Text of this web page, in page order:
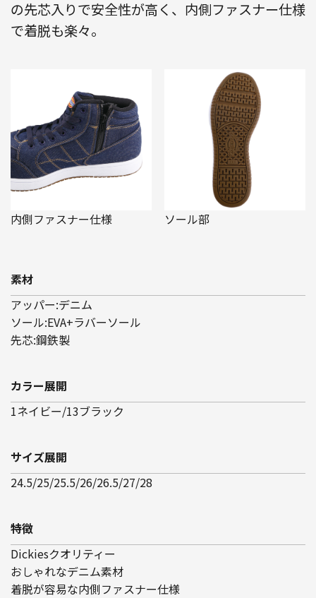
の先芯入りで安全性が高く、内側ファスナー仕様
で着脱も楽々。
内側ファスナー仕様 ソール部
素材
アッパー:デニム
ソール:EVA+ラバーソール
先芯:鋼鉄製
カラー展開
1ネイビー/13ブラック
サイズ展開
24.5/25/25.5/26/26.5/27/28
特徴
Dickiesクオリティー
おしゃれなデニム素材
着脱が容易な内側ファスナー仕様